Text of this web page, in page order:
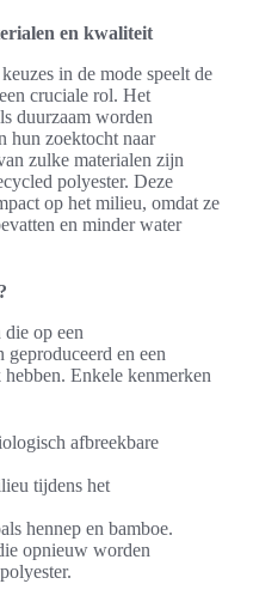
en kwaliteit
in de mode speelt de
een cruciale rol. Het
duurzaam worden
hun zoektocht naar
zulke materialen zijn
polyester. Deze
op het milieu, omdat ze
en minder water
op een
en een
Enkele kenmerken
afbreekbare
tijdens het
hennep en bamboe.
opnieuw worden